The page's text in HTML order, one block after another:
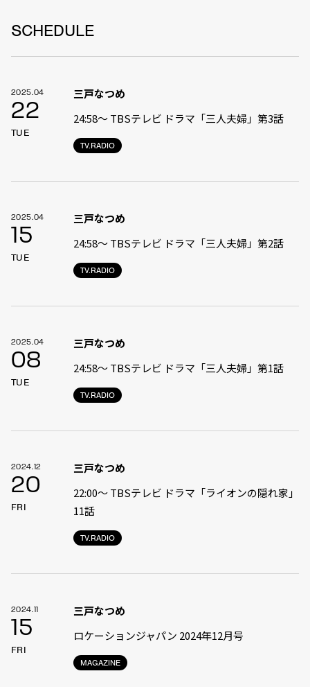
SCHEDULE
2025.04
22
TUE
TV.RADIO
三戸なつめ
24:58〜 TBSテレビ ドラマ「三人夫婦」第3話
2025.04
15
TUE
TV.RADIO
三戸なつめ
24:58〜 TBSテレビ ドラマ「三人夫婦」第2話
2025.04
08
TUE
TV.RADIO
三戸なつめ
24:58〜 TBSテレビ ドラマ「三人夫婦」第1話
2024.12
20
FRI
TV.RADIO
三戸なつめ
22:00〜 TBSテレビ ドラマ「ライオンの隠れ家」
11話
2024.11
15
FRI
MAGAZINE
三戸なつめ
ロケーションジャパン 2024年12月号